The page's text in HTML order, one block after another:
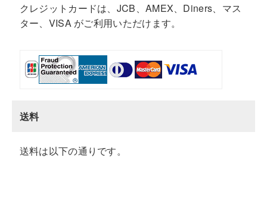
クレジットカードは、JCB、AMEX、Diners、マス
ター、VISA がご利用いただけます。
送料
送料は以下の通りです。